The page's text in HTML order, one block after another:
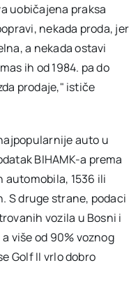
uobičajena praksa
nekada proda, jer
a nekada ostavi
ih od 1984. pa do
prodaje," ističe
auto u
BIHAMK-a prema
automobila, 1536 ili
S druge strane, podaci
vozila u Bosni i
više od 90% voznog
Golf II vrlo dobro